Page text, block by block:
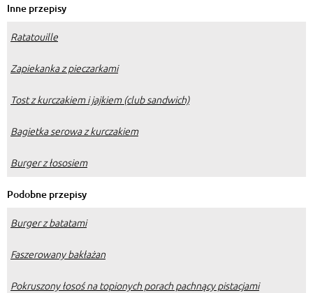
Inne przepisy
Ratatouille
Zapiekanka z pieczarkami
Tost z kurczakiem i jajkiem (club sandwich)
Bagietka serowa z kurczakiem
Burger z łososiem
Podobne przepisy
Burger z batatami
Faszerowany bakłażan
Pokruszony łosoś na topionych porach pachnący pistacjami